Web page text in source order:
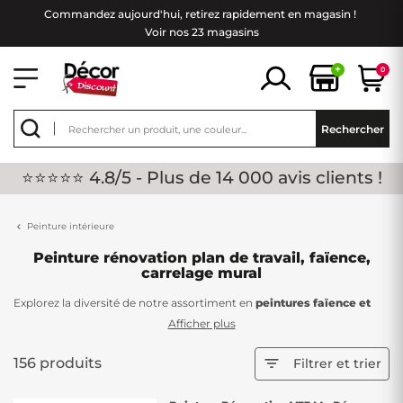
Commandez aujourd'hui, retirez rapidement en magasin !
Voir nos 23 magasins
+ 0
Rechercher
⭐⭐⭐⭐⭐ 4.8/5 - Plus de 14 000 avis clients !
Peinture intérieure
Peinture rénovation plan de travail, faïence,
carrelage mural
Explorez la diversité de notre assortiment en peintures faïence et
chez Décor Discount, une solution pratique pour
cuisine sans engager de
Afficher plus
156 produits  Filtrer et trier